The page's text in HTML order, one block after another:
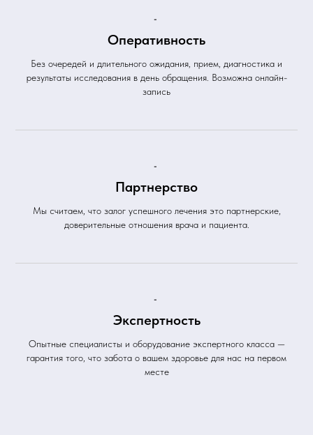
-
Оперативность
Без очередей и длительного ожидания, прием, диагностика и
результаты исследования в день обращения. Возможна онлайн-
запись
-
Партнерство
Мы считаем, что залог успешного лечения это партнерские,
доверительные отношения врача и пациента.
-
Экспертность
Опытные специалисты и оборудование экспертного класса —
гарантия того, что забота о вашем здоровье для нас на первом
месте